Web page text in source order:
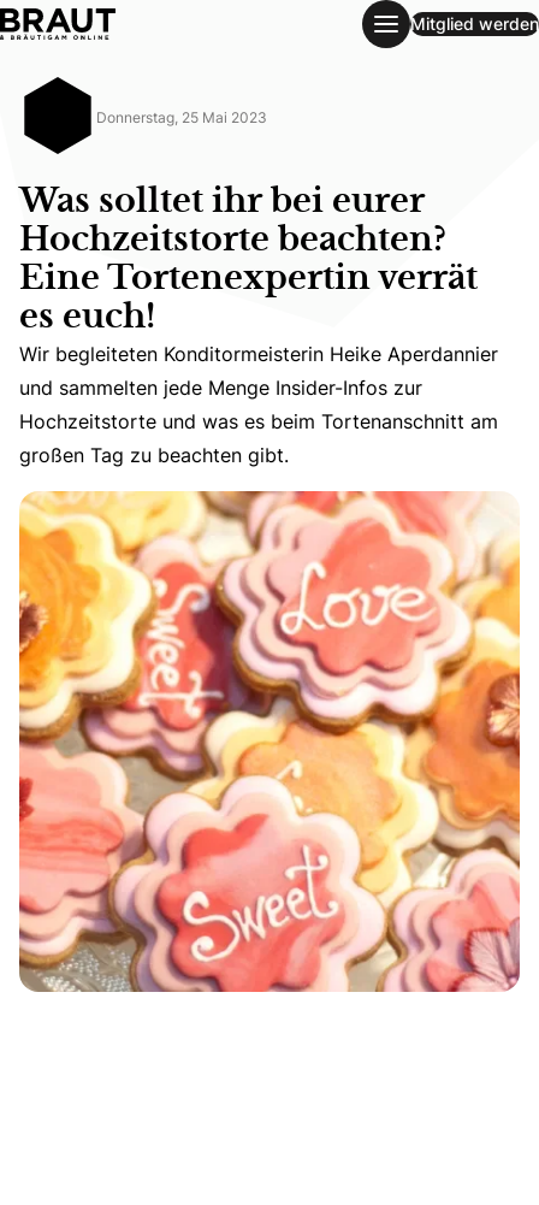
Was solltet ihr bei eurer Hochzeitstorte beachten? Eine
Mitglied werden
Donnerstag, 25 Mai 2023
Was solltet ihr bei eurer
Hochzeitstorte beachten?
Eine Tortenexpertin verrät
es euch!
Wir begleiteten Konditormeisterin Heike Aperdannier
Wir begleiteten Konditormeisterin Heike Aperdannier
und sammelten jede Menge Insider-Infos zur
Hochzeitstorte und was es beim Tortenanschnitt am
großen Tag zu beachten gibt.